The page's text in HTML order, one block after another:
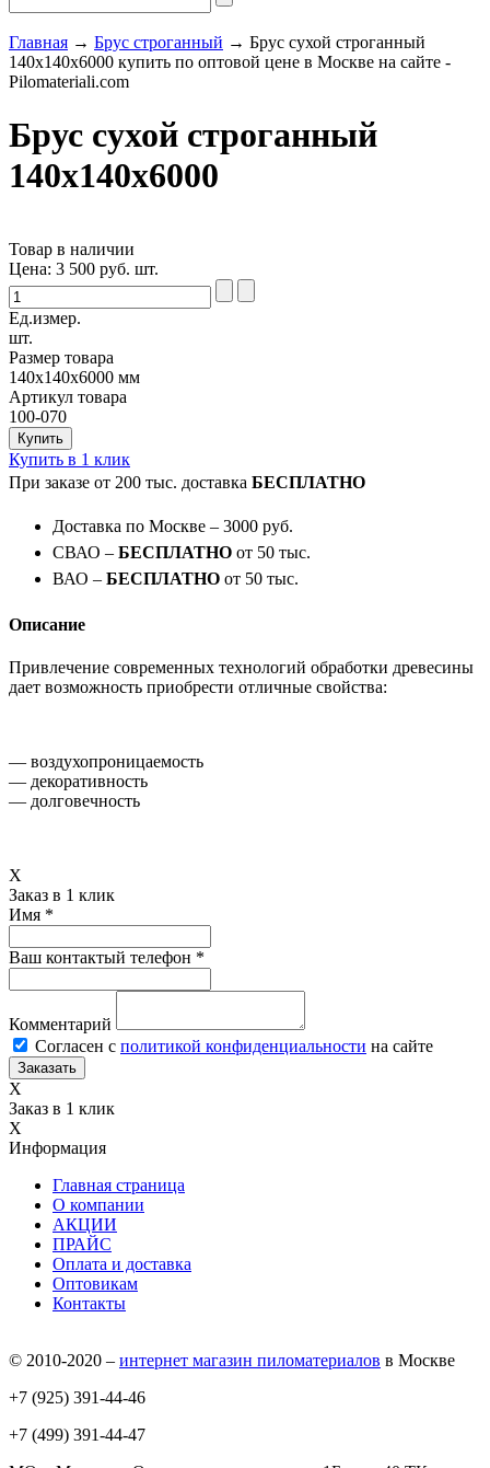
Главная → Брус строганный → Брус сухой строганный
140x140х6000 купить по оптовой цене в Москве на сайте -
Pilomateriali.com
Брус сухой строганный
140x140х6000
Товар в наличии
Цена: 3 500 руб. шт.
Ед.измер.
шт.
Размер товара
140x140х6000 мм
Артикул товара
100-070
Купить в 1 клик
При заказе от 200 тыс. доставка БЕСПЛАТНО
Доставка по Москве – 3000 руб.
СВАО – БЕСПЛАТНО от 50 тыс.
ВАО – БЕСПЛАТНО от 50 тыс.
Описание
Привлечение современных технологий обработки древесины
дает возможность приобрести отличные свойства:
— воздухопроницаемость
— декоративность
— долговечность
X
Заказ в 1 клик
Имя *
Ваш контактый телефон *
Комментарий
Согласен с политикой конфиденциальности на сайте
X
Заказ в 1 клик
X
Информация
Главная страница
О компании
АКЦИИ
ПРАЙС
Оплата и доставка
Оптовикам
Контакты
© 2010-2020 – интернет магазин пиломатериалов в Москве
+7 (925) 391-44-46
+7 (499) 391-44-47